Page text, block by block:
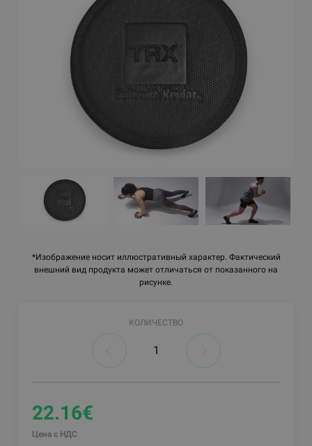
*Изображение носит иллюстративный характер. Фактический
внешний вид продукта может отличаться от показанного на
рисунке.
КОЛИЧЕСТВО
22.16€
Цена с НДС